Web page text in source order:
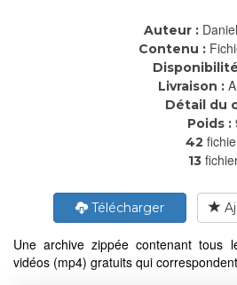
Auteur :
Contenu :
Livraison :
Détail du
Poids :
42
13
Télécharger
Une archive zippée contenant tous
vidéos (mp4) gratuits qui